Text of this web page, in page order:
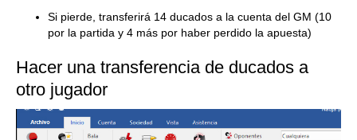
Si pierde, transferirá 14 ducados a la cuenta del GM (10
por la partida y 4 más por haber perdido la apuesta)
Hacer una transferencia de ducados a
otro jugador